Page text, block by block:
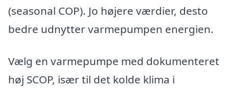
(seasonal COP). Jo højere værdier, desto
bedre udnytter varmepumpen energien.
Vælg en varmepumpe med dokumenteret
høj SCOP, især til det kolde klima i